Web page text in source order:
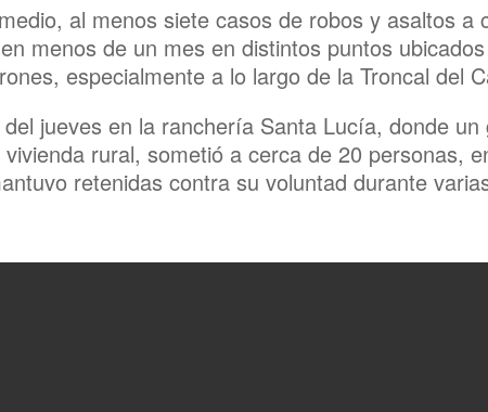
al menos siete casos de robos y asaltos a
menos de un mes en distintos puntos
especialmente a lo largo de la Troncal del
jueves en la ranchería Santa Lucía, donde un
rural, sometió a cerca de 20 personas,
retenidas contra su voluntad durante